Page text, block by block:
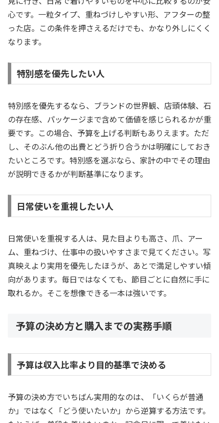
心です。一粒タイプ、重ねづけしやすい形、アフターの整
った店。この条件を押さえるだけでも、かなり外しにくく
なります。
特別感を優先したい人
特別感を優先するなら、ブランドの世界観、店頭体験、石
の存在感、パッケージまで含めて価値を感じられるかが重
要です。この場合、予算を上げる判断もありえます。ただ
し、そのぶん他の出費とどう折り合うかは明確にしておき
たいところです。特別感を選ぶなら、家計の中でその理由
が説明できるかが判断基準になります。
日常使いを重視したい人
日常使いを重視する人は、見た目よりも高さ、爪、アー
ム、重ねづけ、仕事中の扱いやすさまで見てください。写
真映えより実用を優先したほうが、あとで満足しやすい傾
向があります。毎日ではなくても、節目ごとに自然に手に
取れるか。そこを想像できる一本は強いです。
予算の決め方と購入までの実務手順
予算は収入比率より目的基準で決める
予算の決め方でいちばん実用的なのは、「いくらが普通
か」ではなく「どう使いたいか」から逆算する方法です。